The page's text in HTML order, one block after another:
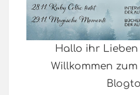
Hallo ihr
Willkommen